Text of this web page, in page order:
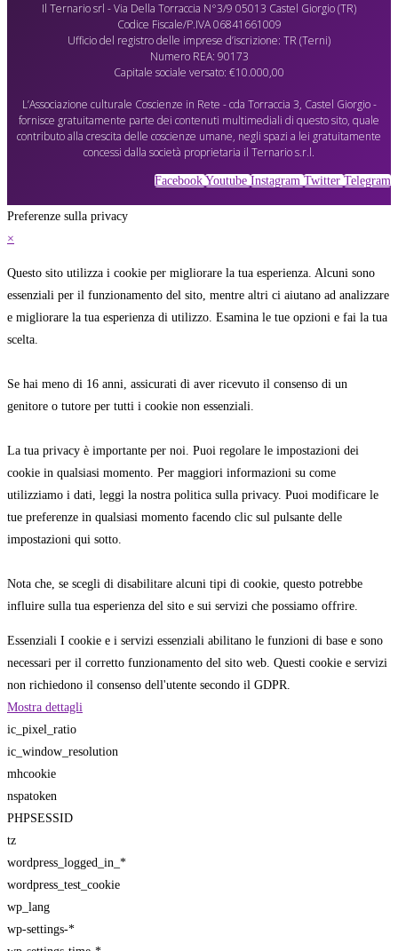
Il Ternario srl - Via Della Torraccia N°3/9 05013 Castel Giorgio (TR)
Codice Fiscale/P.IVA 06841661009
Ufficio del registro delle imprese d’iscrizione: TR (Terni)
Numero REA: 90173
Capitale sociale versato: €10.000,00
L’Associazione culturale Coscienze in Rete - cda Torraccia 3, Castel Giorgio -
fornisce gratuitamente parte dei contenuti multimediali di questo sito, quale
contributo alla crescita delle coscienze umane, negli spazi a lei gratuitamente
concessi dalla società proprietaria il Ternario s.r.l.
Facebook Youtube Instagram Twitter Telegram
Preferenze sulla privacy
×
Questo sito utilizza i cookie per migliorare la tua esperienza. Alcuni sono
essenziali per il funzionamento del sito, mentre altri ci aiutano ad analizzare
e migliorare la tua esperienza di utilizzo. Esamina le tue opzioni e fai la tua
scelta.
Se hai meno di 16 anni, assicurati di aver ricevuto il consenso di un
genitore o tutore per tutti i cookie non essenziali.
La tua privacy è importante per noi. Puoi regolare le impostazioni dei
cookie in qualsiasi momento. Per maggiori informazioni su come
utilizziamo i dati, leggi la nostra politica sulla privacy. Puoi modificare le
tue preferenze in qualsiasi momento facendo clic sul pulsante delle
impostazioni qui sotto.
Nota che, se scegli di disabilitare alcuni tipi di cookie, questo potrebbe
influire sulla tua esperienza del sito e sui servizi che possiamo offrire.
Essenziali I cookie e i servizi essenziali abilitano le funzioni di base e sono
necessari per il corretto funzionamento del sito web. Questi cookie e servizi
non richiedono il consenso dell'utente secondo il GDPR.
Mostra dettagli
ic_pixel_ratio
ic_window_resolution
mhcookie
nspatoken
PHPSESSID
tz
wordpress_logged_in_*
wordpress_test_cookie
wp_lang
wp-settings-*